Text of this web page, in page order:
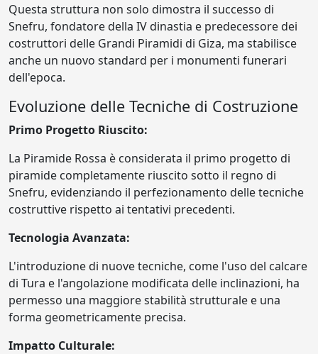
Questa struttura non solo dimostra il successo di
Snefru, fondatore della IV dinastia e predecessore dei
costruttori delle Grandi Piramidi di Giza, ma stabilisce
anche un nuovo standard per i monumenti funerari
dell'epoca.
Evoluzione delle Tecniche di Costruzione
Primo Progetto Riuscito:
La Piramide Rossa è considerata il primo progetto di
piramide completamente riuscito sotto il regno di
Snefru, evidenziando il perfezionamento delle tecniche
costruttive rispetto ai tentativi precedenti.
Tecnologia Avanzata:
L'introduzione di nuove tecniche, come l'uso del calcare
di Tura e l'angolazione modificata delle inclinazioni, ha
permesso una maggiore stabilità strutturale e una
forma geometricamente precisa.
Impatto Culturale: